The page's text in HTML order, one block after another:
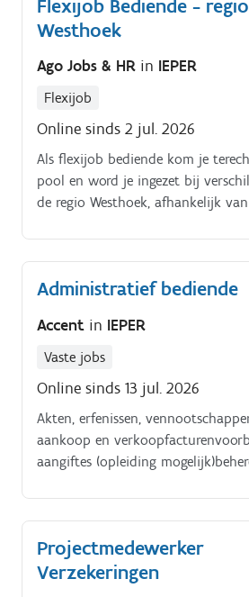
Flexijob Bediende - regio
Westhoek
Ago Jobs & HR in IEPER
Flexijob
Online sinds 2 jul. 2026
Als flexijob bediende kom je
pool en word je ingezet bij
de regio Westhoek, afhankelijk
verwerking).
Administratief bediende
Accent in IEPER
Vaste jobs
Online sinds 13 jul. 2026
Akten, erfenissen,
aankoop en
aangiftes (opleiding
groeit mee met jouw kennis en
Projectmedewerker
Verzekeringen